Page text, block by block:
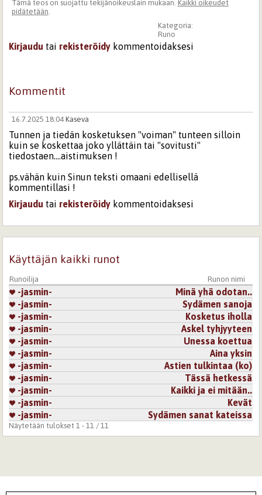
Tämä teos on suojattu tekijänoikeuslain mukaan. Kaikki oikeudet
pidätetään.
Kategoria:
Runo
Kirjaudu tai rekisteröidy kommentoidaksesi
Kommentit
16.7.2025 18:04 Kaseva
Tunnen ja tiedän kosketuksen "voiman" tunteen silloin
kuin se koskettaa joko yllättäin tai "sovitusti"
tiedostaen....aistimuksen !
ps.vähän kuin Sinun teksti omaani edellisellä
kommentillasi !
Kirjaudu tai rekisteröidy kommentoidaksesi
Käyttäjän kaikki runot
Runoilija Runon nimi
-jasmin-
Minä yhä odotan..
-jasmin-
Sydämen sanoja
-jasmin-
Kosketus iholla
-jasmin-
Askel tyhjyyteen
-jasmin-
Unessa koettua
-jasmin-
Aina yksin
-jasmin-
Astien tulkintaa (ko)
-jasmin-
Tässä hetkessä
-jasmin-
Kaikki ja ei mitään..
-jasmin-
Kevät
-jasmin-
Sydämen sanat kateissa
Näytetään tulokset 1 - 11 / 11